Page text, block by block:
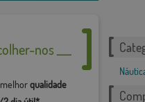
nos ___
qualidade